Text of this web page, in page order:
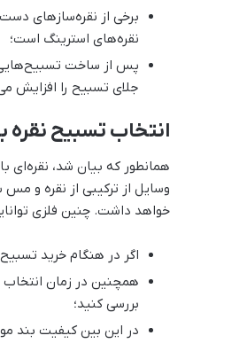
نقره‌های استرینگ است؛
پس از ساخت تسبیح‌هایی
جلای تسبیح را افزایش
انتخاب تسبیح نقره
وسایل از ترکیبی از نقره و
خواهد داشت. چنین فلزی
اگر در هنگام خرید
همچنین در زمان
بررسی کنید؛
در این بین کیفیت بند